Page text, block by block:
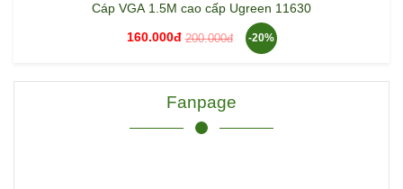
Cáp VGA 1.5M cao cấp Ugreen 11630
160.000đ 200.000đ -20%
Fanpage